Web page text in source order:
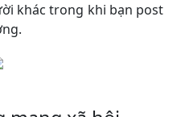
khác trong khi bạn post